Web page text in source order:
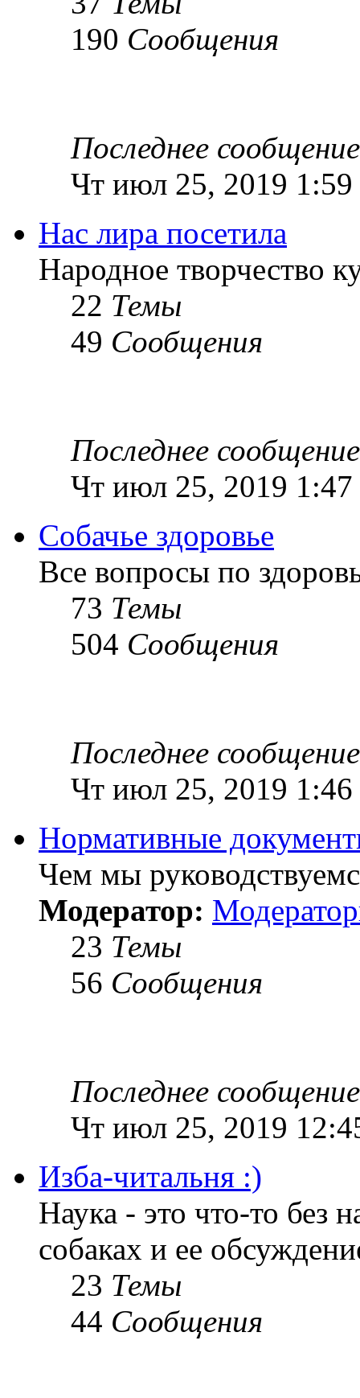
190 Сообщения
Последнее сообщение
Чт июл 25, 2019 1:59
Нас лира посетила
Народное творчество
22 Темы
49 Сообщения
Последнее сообщение
Чт июл 25, 2019 1:47
Собачье здоровье
Все вопросы по
73 Темы
504 Сообщения
Последнее сообщение
Чт июл 25, 2019 1:46
Нормативные
Чем мы
Модератор:
23 Темы
56 Сообщения
Последнее сообщение
Чт июл 25, 2019
Изба-читальня :)
Наука - это что-то без
собаках и ее
23 Темы
44 Сообщения